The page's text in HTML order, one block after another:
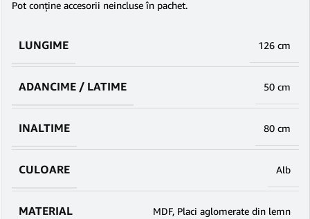
Pot conține accesorii neincluse în pachet.
LUNGIME 126 cm
ADANCIME / LATIME 50 cm
INALTIME 80 cm
CULOARE Alb
MATERIAL MDF, Placi aglomerate din lemn